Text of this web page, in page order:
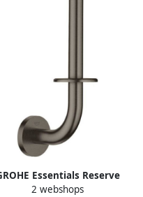
Essentials Reserve
rond wand 1x stang 1-
2 webshops